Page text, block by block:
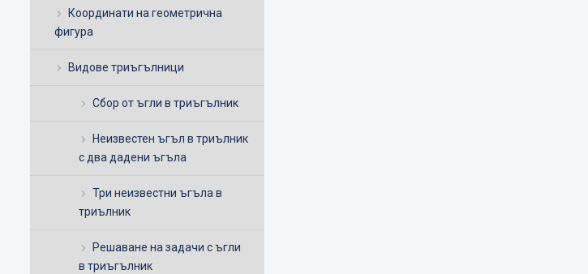
Координати на геометрична
фигура
Видове триъгълници
Сбор от ъгли в триъгълник
Неизвестен ъгъл в триълник
с два дадени ъгъла
Три неизвестни ъгъла в
триълник
Решаване на задачи с ъгли
в триъгълник